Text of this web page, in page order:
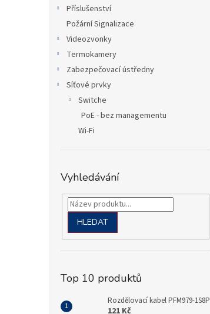
Příslušenství
Požární Signalizace
Videozvonky
Termokamery
Zabezpečovací ústředny
Síťové prvky
Switche
PoE - bez managementu
Wi-Fi
Vyhledávání
HLEDAT
Top 10 produktů
Rozdělovací kabel PFM979-1S8P
121 Kč